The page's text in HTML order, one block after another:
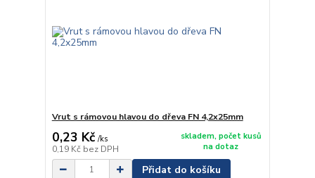
Vrut s rámovou hlavou do dřeva FN 4,2x25mm
0,23 Kč /ks
0,19 Kč bez DPH
skladem, počet kusů
na dotaz
Přidat do košíku